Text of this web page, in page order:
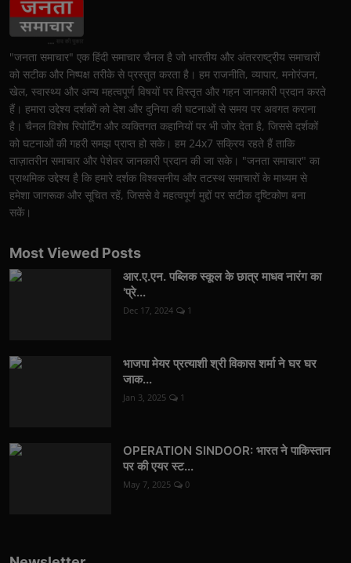
"जनता समाचार" एक हिंदी समाचार चैनल है जो भारतीय और अंतरराष्ट्रीय समाचारों
को सटीक और निष्पक्ष तरीके से प्रस्तुत करता है। हम राजनीति, व्यापार, मनोरंजन,
खेल, स्वास्थ्य और अन्य महत्वपूर्ण विषयों पर विस्तृत और गहन जानकारी प्रदान करते
हैं। हमारा उद्देश्य दर्शकों को देश और दुनिया की घटनाओं से समय पर अवगत कराना
है। चैनल विशेष रिपोर्टिंग और व्यक्तिगत कहानियों पर भी जोर देता है, जिससे दर्शकों
को घटनाओं की गहरी समझ प्राप्त हो सके। हम 24x7 सक्रिय रहते हैं ताकि
ताज़ातरीन समाचार और पेशेवर जानकारी प्रदान की जा सके। "जनता समाचार" का
प्राथमिक उद्देश्य है कि हमारे दर्शक विश्वसनीय और तटस्थ समाचारों के माध्यम से
हमेशा जागरूक और सूचित रहें, जिससे वे महत्वपूर्ण मुद्दों पर सटीक दृष्टिकोण बना
सकें।
Most Viewed Posts
आर.ए.एन. पब्लिक स्कूल के छात्र माधव नारंग का
'प्रे...
Dec 17, 2024 1
भाजपा मेयर प्रत्याशी श्री विकास शर्मा ने घर घर
जाक...
Jan 3, 2025 1
OPERATION SINDOOR: भारत ने पाकिस्तान
पर की एयर स्ट...
May 7, 2025 0